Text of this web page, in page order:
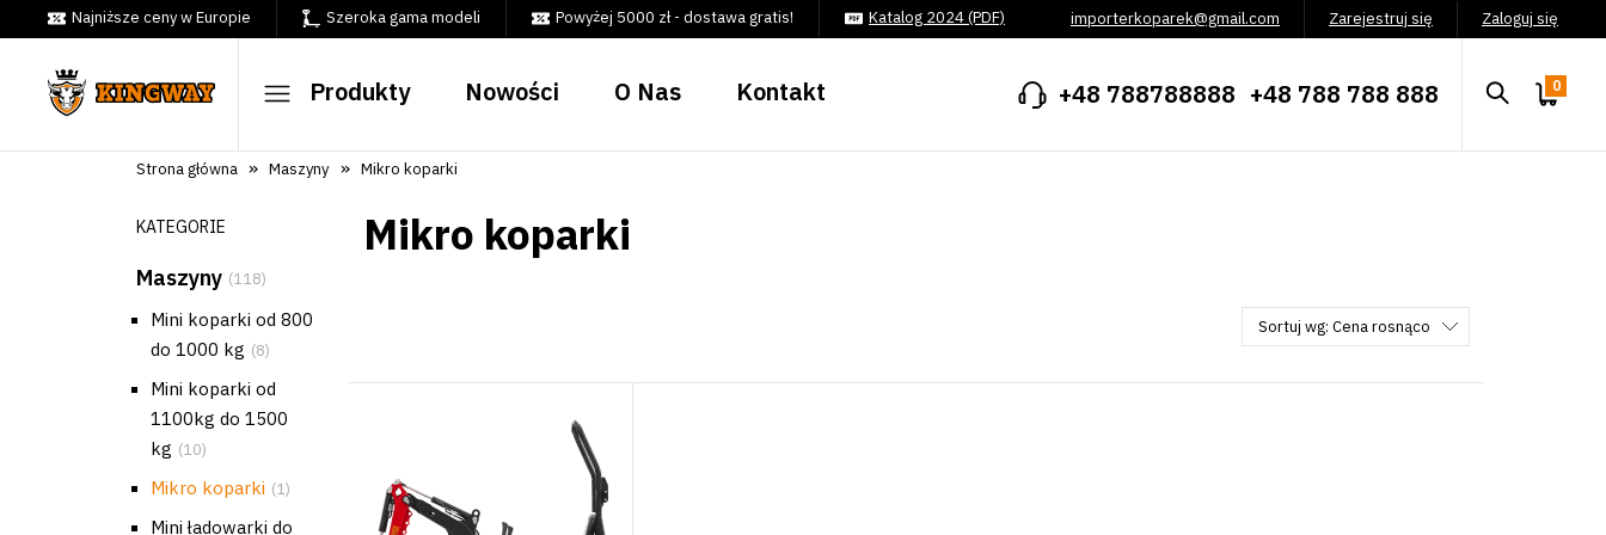
Najniższe ceny w Europie Szeroka gama modeli Powyżej 5000 zł - dostawa gratis! Katalog 2024 (PDF) importerkoparek@gmail.com Zarejestruj się Zaloguj się
Produkty Nowości O Nas Kontakt 0
+48 788788888 +48 788 788 888
Strona główna » Maszyny » Mikro koparki
KATEGORIE
Maszyny (118)
Mini koparki od 800
do 1000 kg (8)
Mini koparki od
1100kg do 1500
kg (10)
Mikro koparki (1)
Mini ładowarki do
Mikro koparki
Sortuj wg: Cena rosnąco